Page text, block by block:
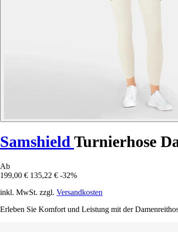
Samshield Turnierhose
Ab
199,00 € 135,22 € -32%
inkl. MwSt. zzgl. Versandkosten
Erleben Sie Komfort und Leistung mit der